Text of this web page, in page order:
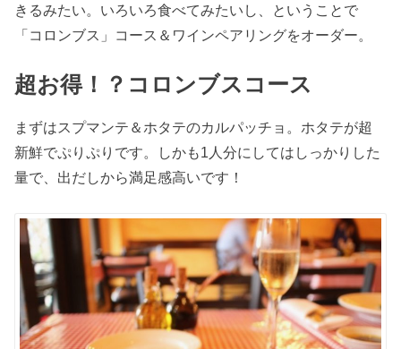
きるみたい。いろいろ食べてみたいし、ということで
「コロンブス」コース＆ワインペアリングをオーダー。
超お得！？コロンブスコース
まずはスプマンテ＆ホタテのカルパッチョ。ホタテが超
新鮮でぷりぷりです。しかも1人分にしてはしっかりした
量で、出だしから満足感高いです！